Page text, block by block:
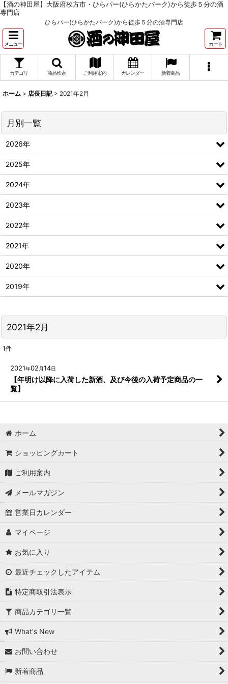
【酒の神田屋】大阪府枚方市・ひらパー(ひらかたパーク)から徒歩５分の酒
専門店
ひらパー(ひらかたパーク)から徒歩５分の酒専門店
メニュー カート
カテゴリ 商品検索 ご利用案内 カレンダー 新着商品
ホーム > 店長日記 > 2021年2月
2021年2月
1件
2021年02 月14日
【年明け以降に入荷した新酒、及び今後の入荷予定商品の一
覧】
月別一覧
2026年
2025年
2024年
2023年
2022年
2021年
2020年
2019年
ホーム
ショッピングカート
ご利用案内
メールマガジン
営業日カレンダー
マイページ
お気に入り
最近チェックしたアイテム
特定商取引法表示
商品カテゴリ一覧
What's New
お問い合わせ
新着商品